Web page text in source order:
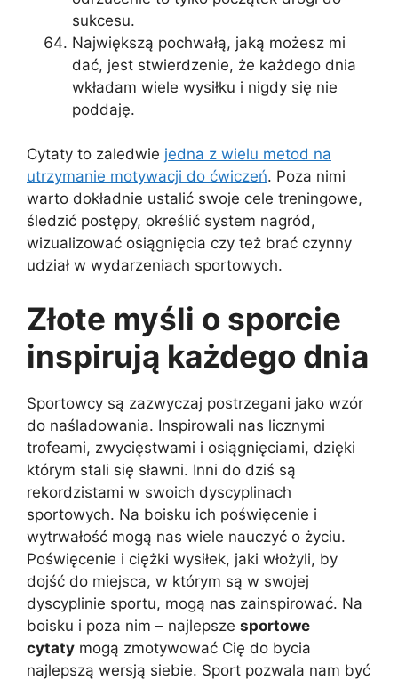
sukcesu.
Największą pochwałą, jaką możesz mi
dać, jest stwierdzenie, że każdego dnia
wkładam wiele wysiłku i nigdy się nie
poddaję.
Cytaty to zaledwie jedna z wielu metod na
utrzymanie motywacji do ćwiczeń. Poza nimi
warto dokładnie ustalić swoje cele treningowe,
śledzić postępy, określić system nagród,
wizualizować osiągnięcia czy też brać czynny
udział w wydarzeniach sportowych.
Złote myśli o sporcie
inspirują każdego dnia
Sportowcy są zazwyczaj postrzegani jako wzór
do naśladowania. Inspirowali nas licznymi
trofeami, zwycięstwami i osiągnięciami, dzięki
którym stali się sławni. Inni do dziś są
rekordzistami w swoich dyscyplinach
sportowych. Na boisku ich poświęcenie i
wytrwałość mogą nas wiele nauczyć o życiu.
Poświęcenie i ciężki wysiłek, jaki włożyli, by
dojść do miejsca, w którym są w swojej
dyscyplinie sportu, mogą nas zainspirować. Na
boisku i poza nim – najlepsze sportowe
cytaty mogą zmotywować Cię do bycia
najlepszą wersją siebie. Sport pozwala nam być